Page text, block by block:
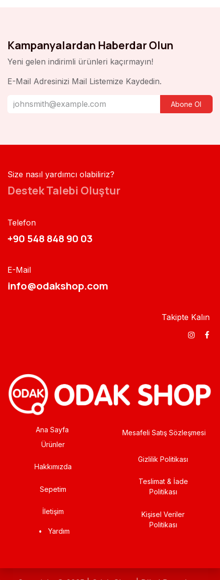
Kampanyalardan Haberdar Olun
Yeni gelen indirimli ürünleri kaçırmayın!
E-Mail Adresinizi Mail Listemize Kaydedin.
Abone Ol
Size nasıl yardımcı olabiliriz?
Destek Talebi Oluştur
Telefon
+90 548 848 90 03​​
E-Mail
info@odakshop.com​
Takipte Kalın
Ana Sayfa
Ürünler
Hakkımızda
Sepetim
İletişim
• Yardım
Mesafeli Satış Sözleşmesi
Gizlilik Politikası
Teslimat & İade
Politikası
Kişisel Veriler
Politikası